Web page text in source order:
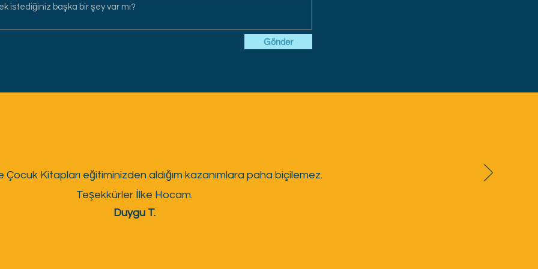
Gönder
Çocuk Kitapları eğitiminizden aldığım kazanımlara paha biçilemez.
Teşekkürler İlke Hocam.
Duygu T.